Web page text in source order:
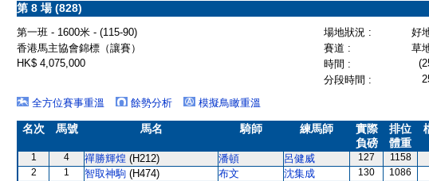
第 8 場 (828)
第一班 - 1600米 - (115-90) 場地狀況 :
好
香港馬主協會錦標（讓賽）
賽道 :
草
HK$ 4,075,000
時間 :
分段時間 :
全方位賽事重溫 餘勢分析 模擬鳥瞰重溫
名次 馬號 馬名 騎師 練馬師
實際
負磅
排位
體重
1 4 禪勝輝煌 (H212) 潘頓 呂健威 127 1158
2
1 智取神駒 (H474) 布文 沈集成 130 1086